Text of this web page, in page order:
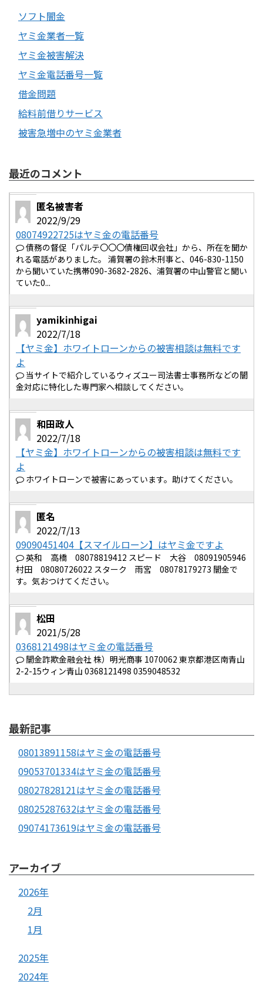
ソフト闇金
ヤミ金業者一覧
ヤミ金被害解決
ヤミ金電話番号一覧
借金問題
給料前借りサービス
被害急増中のヤミ金業者
最近のコメント
匿名被害者
2022/9/29
08074922725はヤミ金の電話番号
債務の督促「パルテ〇〇〇債権回収会社」から、所在を聞か
れる電話がありました。 浦賀署の鈴木刑事と、046-830-1150
から聞いていた携帯090-3682-2826、浦賀署の中山警官と聞い
ていた0...
yamikinhigai
2022/7/18
【ヤミ金】ホワイトローンからの被害相談は無料です
よ
当サイトで紹介しているウィズユー司法書士事務所などの闇
金対応に特化した専門家へ相談してください。
和田政人
2022/7/18
【ヤミ金】ホワイトローンからの被害相談は無料です
よ
ホワイトローンで被害にあっています。助けてください。
匿名
2022/7/13
09090451404【スマイルローン】はヤミ金ですよ
英和 高橋 08078819412 スピード 大谷 08091905946
村田 08080726022 スターク 雨宮 08078179273 闇金で
す。気おつけてください。
松田
2021/5/28
0368121498はヤミ金の電話番号
闇金詐欺金融会社 株）明光商事 1070062 東京都港区南青山
2-2-15ウィン青山 0368121498 0359048532
最新記事
08013891158はヤミ金の電話番号
09053701334はヤミ金の電話番号
08027828121はヤミ金の電話番号
08025287632はヤミ金の電話番号
09074173619はヤミ金の電話番号
アーカイブ
2026年
2月
1月
2025年
2024年